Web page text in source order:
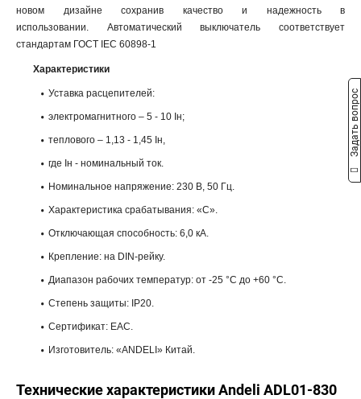
новом дизайне сохранив качество и надежность в
использовании. Автоматический выключатель соответствует
стандартам ГОСТ IEC 60898-1
Характеристики
Уставка расцепителей:
электромагнитного – 5 - 10 Iн;
теплового – 1,13 - 1,45 Iн,
где Iн - номинальный ток.
Номинальное напряжение: 230 В, 50 Гц.
Характеристика срабатывания: «С».
Отключающая способность: 6,0 кА.
Крепление: на DIN-рейку.
Диапазон рабочих температур: от -25 °С до +60 °С.
Степень защиты: IP20.
Сертификат: ЕАС.
Изготовитель: «ANDELI» Китай.
Технические характеристики Andeli ADL01-830
Задать вопрос